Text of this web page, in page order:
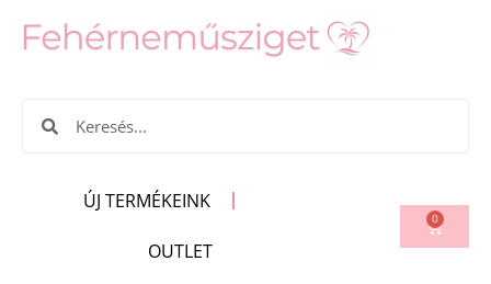
ÚJ TERMÉKEINK
OUTLET
0